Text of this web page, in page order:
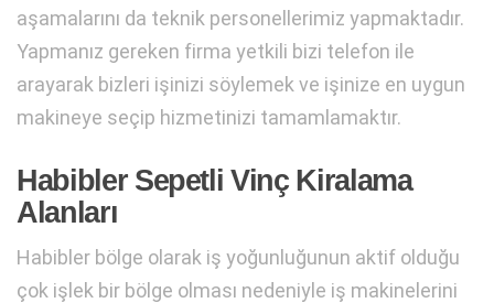
aşamalarını da teknik personellerimiz yapmaktadır.
Yapmanız gereken firma yetkili bizi telefon ile
arayarak bizleri işinizi söylemek ve işinize en uygun
makineye seçip hizmetinizi tamamlamaktır.
Habibler Sepetli Vinç Kiralama
Alanları
Habibler bölge olarak iş yoğunluğunun aktif olduğu
çok işlek bir bölge olması nedeniyle iş makinelerini